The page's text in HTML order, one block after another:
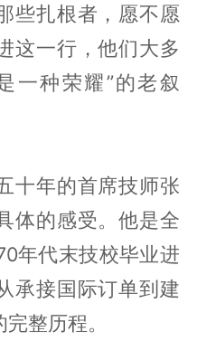
些扎根者，愿不愿
这一行，他们大多
一种荣耀”的老叙
十年的首席技师张
体的感受。他是全
年代末技校毕业进
承接国际订单到建
整历程。